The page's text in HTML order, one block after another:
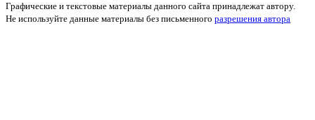
Графические и текстовые материалы данного сайта принадлежат автору.
Не используйте данные материалы без письменного разрешения автора